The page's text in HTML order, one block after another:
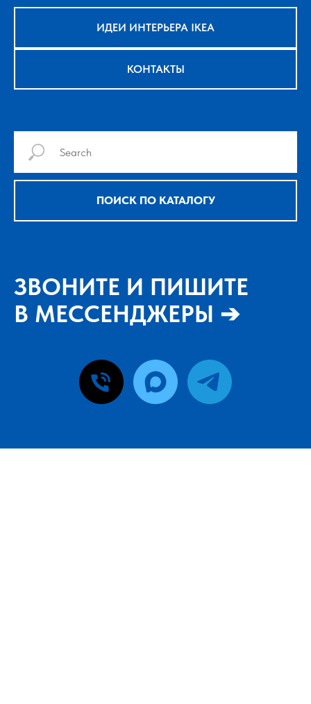
ИДЕИ ИНТЕРЬЕРА IKEA
КОНТАКТЫ
ПОИСК ПО КАТАЛОГУ
ЗВОНИТЕ И ПИШИТЕ
В МЕССЕНДЖЕРЫ ➔